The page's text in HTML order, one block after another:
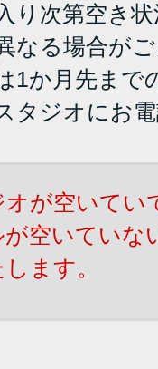
り次第空き
なる場合が
1か月先ま
タジオにお
オが空いてい
が空いていな
ます。